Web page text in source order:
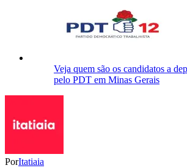
Veja quem são os candidatos a
pelo PDT em Minas Gerais
PorItatiaia